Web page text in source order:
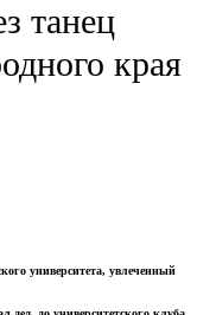
танец
края
университета, увлеченный